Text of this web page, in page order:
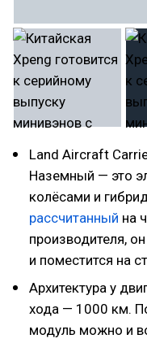
Land Aircraft
Наземный — это
колёсами и
рассчитанный на
производителя,
и поместится на
Архитектура у
хода — 1000 км.
модуль можно и